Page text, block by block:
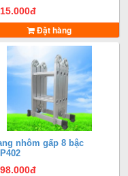
đ
Đặt hàng
nhôm gấp 8 bậc
đ